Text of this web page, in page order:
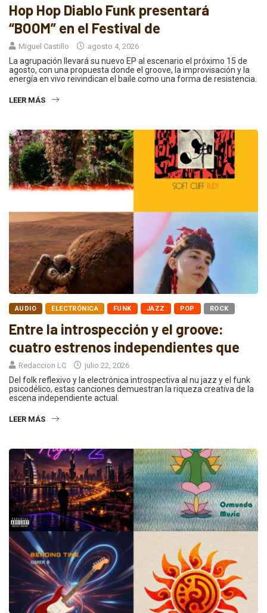
Hop Hop Diablo Funk presentará
“BOOM” en el Festival de
Miguel Castillo agosto 4, 2026
La agrupación llevará su nuevo EP al escenario el próximo 15 de
agosto, con una propuesta donde el groove, la improvisación y la
energía en vivo reivindican el baile como una forma de resistencia.
LEER MÁS
AUDIO ELECTRÓNICA FUNK JAZZ POP ROCK
Entre la introspección y el groove:
cuatro estrenos independientes que
Redaccion LC julio 22, 2026
Del folk reflexivo y la electrónica introspectiva al nu jazz y el funk
psicodélico, estas canciones demuestran la riqueza creativa de la
escena independiente actual.
LEER MÁS